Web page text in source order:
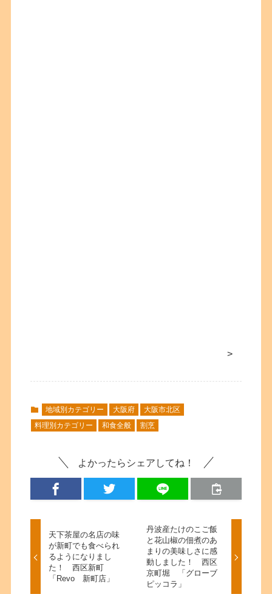
>
地域別カテゴリー 大阪府
大阪市北区
料理別カテゴリー
和食全般 割烹
よかったらシェアしてね！
天下茶屋の名店の味
が新町でも食べられ
るようになりまし
た！ 西区新町
「Revo 新町店」
丹波産たけのこご飯
と花山椒の佃煮のあ
まりの美味しさに感
動しました！ 西区
京町堀 「グローブ
ピッコラ」